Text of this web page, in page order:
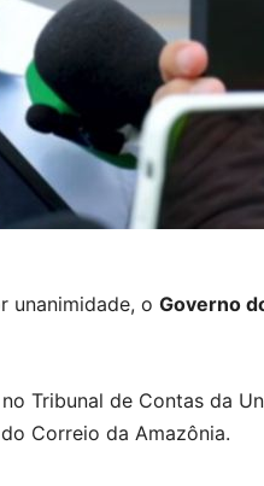
unanimidade, o Governo
Tribunal de Contas da
Correio da Amazônia.